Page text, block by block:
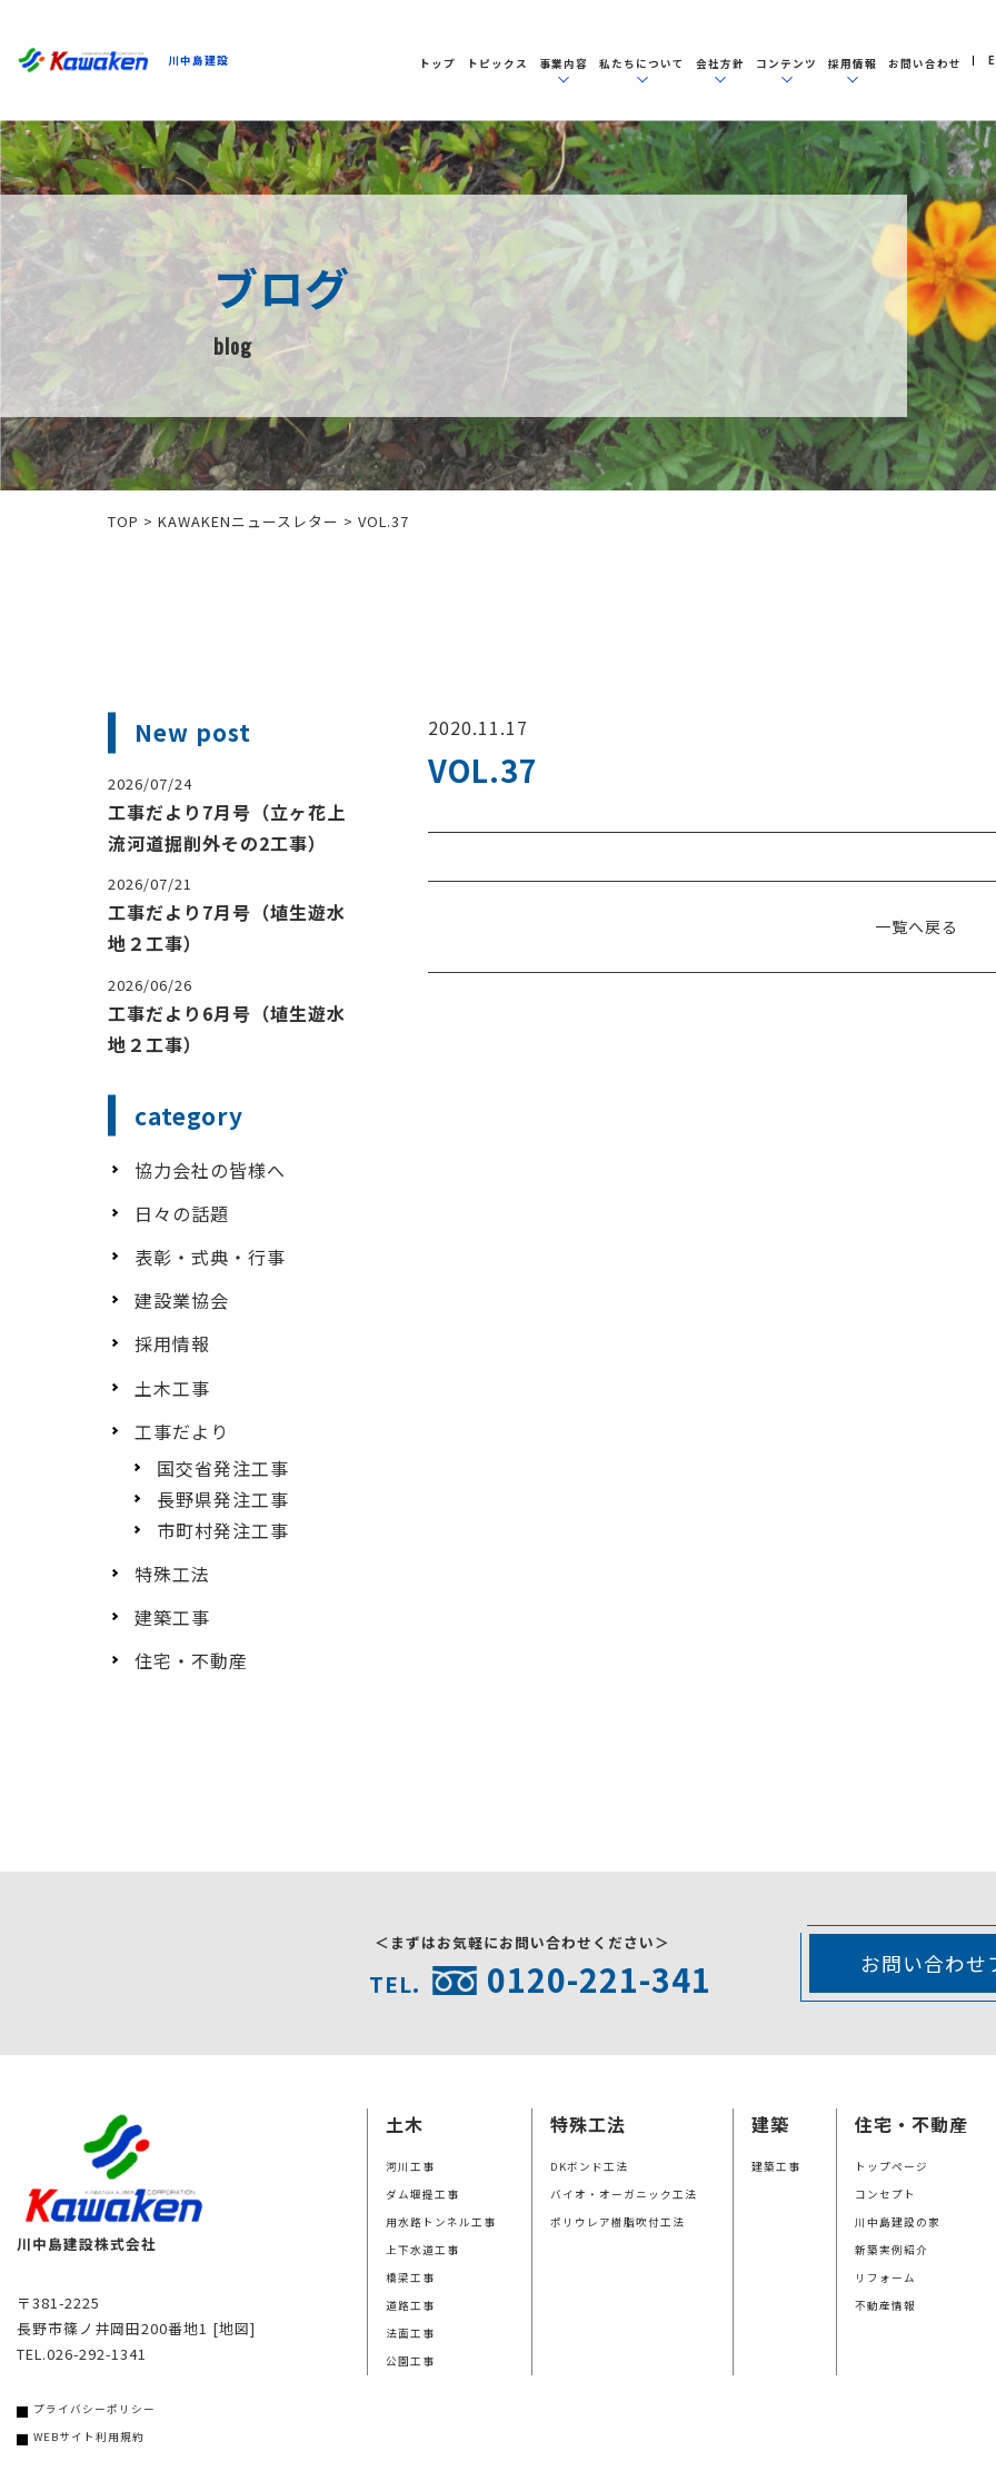
川中島建設 トップ トピックス 事業内容 私たちについて 会社方針 コンテンツ 採用情報 お問い合わせ
ブログ
blog
TOP > KAWAKENニュースレター > VOL.37
2020.11.17
VOL.37
一覧へ戻る
New post
2026/07/24
工事だより7月号（立ヶ花上
流河道掘削外その2工事）
2026/07/21
工事だより7月号（埴生遊水
地２工事）
2026/06/26
工事だより6月号（埴生遊水
地２工事）
category
協力会社の皆様へ
日々の話題
表彰・式典・行事
建設業協会
採用情報
土木工事
工事だより
国交省発注工事
長野県発注工事
市町村発注工事
特殊工法
建築工事
住宅・不動産
＜まずはお気軽にお問い合わせください＞
TEL. 0120-221-341 お問い合わせ
川中島建設株式会社
〒381-2225
長野市篠ノ井岡田200番地1 [地図]
TEL.026-292-1341
プライバシーポリシー
WEBサイト利用規約
土木
河川工事
ダム堰提工事
用水路トンネル工事
上下水道工事
橋梁工事
道路工事
法面工事
公園工事
特殊工法
DKボンド工法
バイオ・オーガニック工法
ポリウレア樹脂吹付工法
建築
建築工事
住宅・不動産
トップページ
コンセプト
川中島建設の家
新築実例紹介
リフォーム
不動産情報